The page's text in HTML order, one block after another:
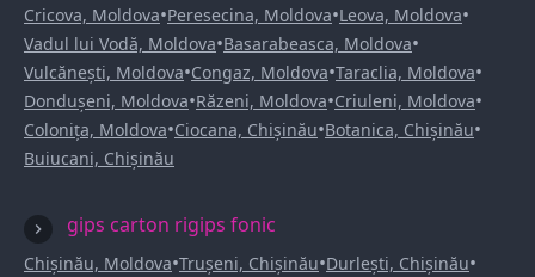
Cricova, Moldova•Peresecina, Moldova•Leova, Moldova•
Vadul lui Vodă, Moldova•Basarabeasca, Moldova•
Vulcănești, Moldova•Congaz, Moldova•Taraclia, Moldova•
Dondușeni, Moldova•Răzeni, Moldova•Criuleni, Moldova•
Colonița, Moldova•Ciocana, Chișinău•Botanica, Chișinău•
Buiucani, Chișinău
gips carton rigips fonic
Chișinău, Moldova•Trușeni, Chișinău•Durlești, Chișinău•